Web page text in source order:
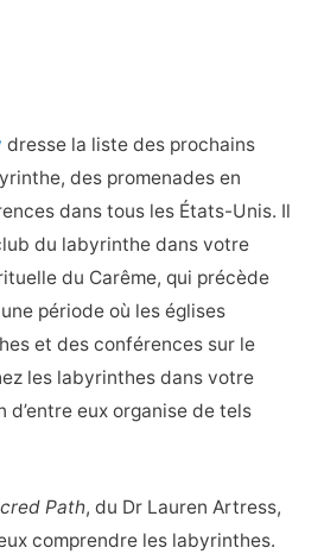
dresse la liste des prochains
des promenades en
dans tous les États-Unis. Il
du labyrinthe dans votre
du Carême, qui précède
période où les églises
et des conférences sur le
les labyrinthes dans votre
d’entre eux organise de tels
Path, du Dr Lauren Artress,
comprendre les labyrinthes.